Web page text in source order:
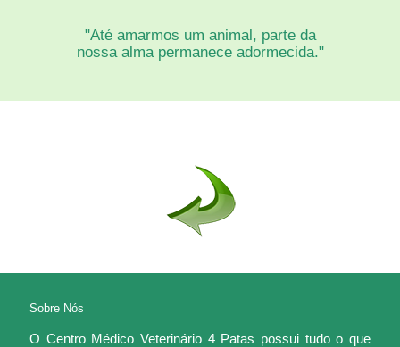
"Até amarmos um animal, parte da
nossa alma permanece adormecida."
Sobre Nós
O Centro Médico Veterinário 4 Patas possui tudo o que